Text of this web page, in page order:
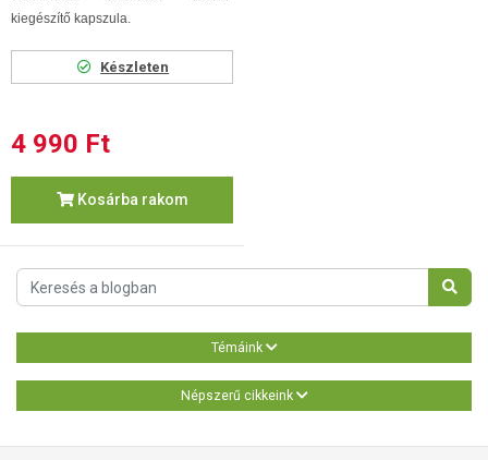
kiegészítő kapszula.
Készleten
4 990 Ft
Kosárba rakom
Témáink
Népszerű cikkeink